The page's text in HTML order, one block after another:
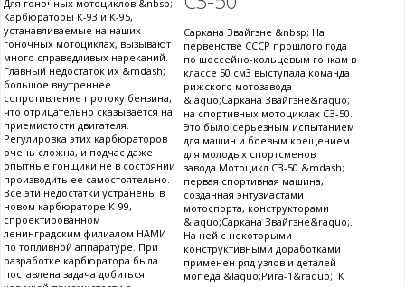
Для гоночных мотоциклов &nbsp;
Карбюраторы К-93 и К-95,
устанавливаемые на наших
гоночных мотоциклах, вызывают
много справедливых нареканий.
Главный недостаток их &mdash;
большое внутреннее
сопротивление протоку бензина,
что отрицательно сказывается на
приемистости двигателя.
Регулировка этих карбюраторов
очень сложна, и подчас даже
опытные гонщики не в состоянии
производить ее самостоятельно.
Все эти недостатки устранены в
новом карбюраторе К-99,
спроектированном
ленинградским филиалом НАМИ
по топливной аппаратуре. При
разработке карбюратора была
поставлена задача добиться
Саркана Звайгзне &nbsp; На
первенстве СССР прошлого года
по шоссейно-кольцевым гонкам в
классе 50 см3 выступала команда
рижского мотозавода
&laquo;Саркана Звайгзне&raquo;
на спортивных мотоциклах СЗ-50.
Это было серьезным испытанием
для машин и боевым крещением
для молодых спортсменов
завода.Мотоцикл СЗ-50 &mdash;
первая спортивная машина,
созданная энтузиастами
мотоспорта, конструкторами
&laquo;Саркана Звайгзне&raquo;.
На ней с некоторыми
конструктивными доработками
применен ряд узлов и деталей
мопеда &laquo;Рига-1&raquo;. К